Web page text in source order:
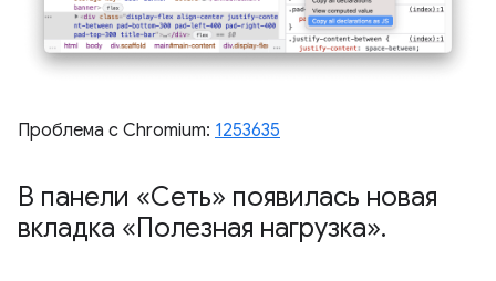
Проблема с Chromium: 1253635
В панели «Сеть» появилась новая
вкладка «Полезная нагрузка».